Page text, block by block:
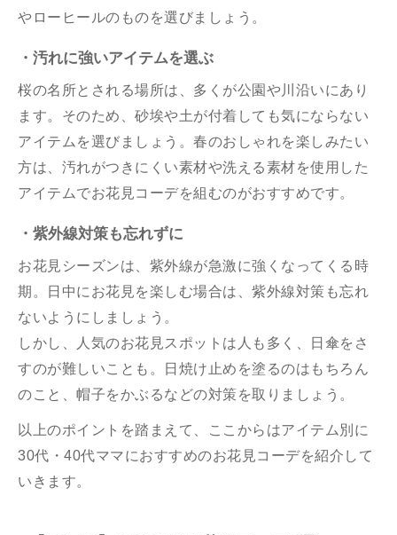
やローヒールのものを選びましょう。
・汚れに強いアイテムを選ぶ
桜の名所とされる場所は、多くが公園や川沿いにあり
ます。そのため、砂埃や土が付着しても気にならない
アイテムを選びましょう。春のおしゃれを楽しみたい
方は、汚れがつきにくい素材や洗える素材を使用した
アイテムでお花見コーデを組むのがおすすめです。
・紫外線対策も忘れずに
お花見シーズンは、紫外線が急激に強くなってくる時
期。日中にお花見を楽しむ場合は、紫外線対策も忘れ
ないようにしましょう。
しかし、人気のお花見スポットは人も多く、日傘をさ
すのが難しいことも。日焼け止めを塗るのはもちろん
のこと、帽子をかぶるなどの対策を取りましょう。
以上のポイントを踏まえて、ここからはアイテム別に
30代・40代ママにおすすめのお花見コーデを紹介して
いきます。